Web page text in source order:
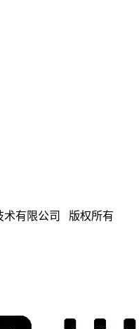
术有限公司 版权所有